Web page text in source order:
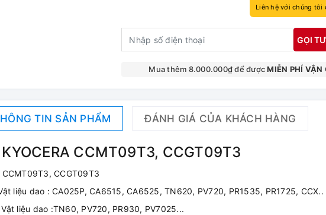
Liên hệ với chúng tôi
GỌI
Mua thêm 8.000.000₫ để đượcMIỄN PHÍ VẬN
TIN SẢN PHẨM ĐÁNH GIÁ CỦA KHÁCH HÀNG
CCMT09T3, CCGT09T3
CCMT09T3, CCGT09T3
liệu dao : CA025P, CA6515, CA6525, TN620, PV720, PR1535, PR1725, CCX..
liệu dao :TN60, PV720, PR930, PV7025...